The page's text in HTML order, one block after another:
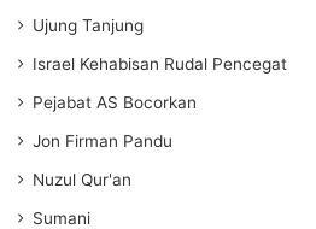
Ujung Tanjung
Israel Kehabisan Rudal Pencegat
Pejabat AS Bocorkan
Jon Firman Pandu
Nuzul Qur'an
Sumani